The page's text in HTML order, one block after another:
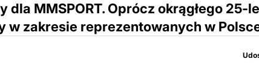
dla MMSPORT. Oprócz okrągłego 25-
w zakresie reprezentowanych w